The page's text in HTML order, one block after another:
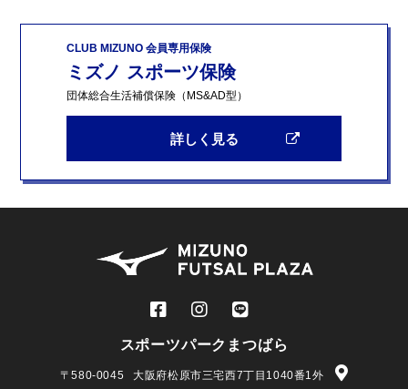
CLUB MIZUNO 会員専用保険
ミズノ スポーツ保険
団体総合生活補償保険（MS&AD型）
詳しく見る
スポーツパークまつばら
〒580-0045 大阪府松原市三宅西7丁目1040番1外